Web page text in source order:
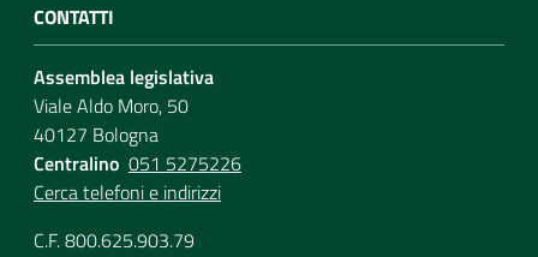
CONTATTI
Assemblea legislativa
Viale Aldo Moro, 50
40127 Bologna
Centralino 051 5275226
Cerca telefoni e indirizzi
C.F. 800.625.903.79